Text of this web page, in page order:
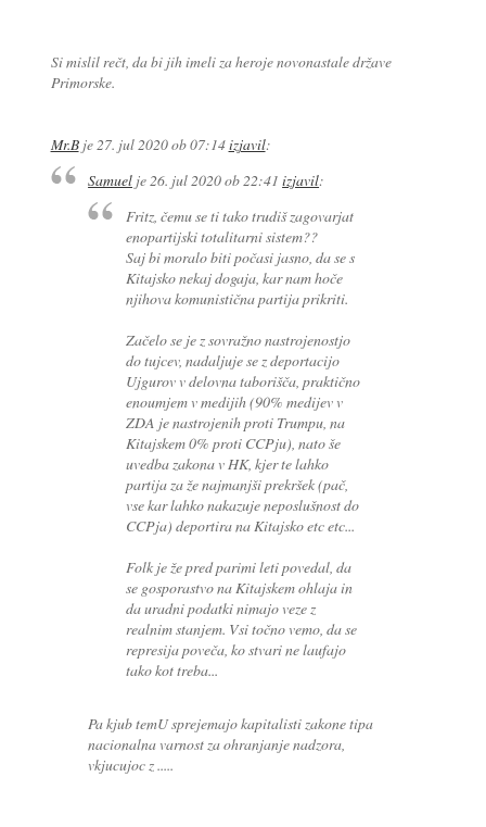
Si mislil rečt, da bi jih imeli za heroje novonastale države
Primorske.
Mr.Bje27. jul 2020 ob 07:14izjavil:
Samuel je26. jul 2020 ob 22:41 izjavil:
Fritz, čemu se ti tako trudiš zagovarjat
enopartijski totalitarni sistem??
Saj bi moralo biti počasi jasno, da se s
Kitajsko nekaj dogaja, kar nam hoče
njihova komunistična partija prikriti.
Začelo se je z sovražno nastrojenostjo
do tujcev, nadaljuje se z deportacijo
Ujgurov v delovna taborišča, praktično
enoumjem v medijih (90% medijev v
ZDA je nastrojenih proti Trumpu, na
Kitajskem 0% proti CCPju), nato še
uvedba zakona v HK, kjer te lahko
partija za že najmanjši prekršek (pač,
vse kar lahko nakazuje neposlušnost do
CCPja) deportira na Kitajsko etc etc...
Folk je že pred parimi leti povedal, da
se gosporastvo na Kitajskem ohlaja in
da uradni podatki nimajo veze z
realnim stanjem. Vsi točno vemo, da se
represija poveča, ko stvari ne laufajo
tako kot treba...
Pa kjub temU sprejemajo kapitalisti zakone tipa
nacionalna varnost za ohranjanje nadzora,
vkjucujoc z .....